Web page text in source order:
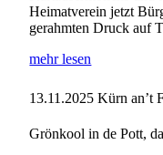
Heimatverein jetzt
gerahmten Druck auf
mehr lesen
13.11.2025 Kürn an’t
Grönkool in de Pott,